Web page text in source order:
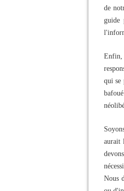
de
guide
qui se
aurait
Nous